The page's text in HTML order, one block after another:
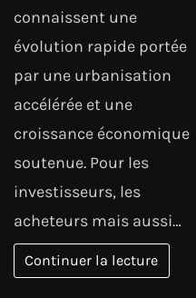
connaissent une
évolution rapide portée
par une urbanisation
accélérée et une
croissance économique
soutenue. Pour les
investisseurs, les
acheteurs mais aussi…
Continuer la lecture